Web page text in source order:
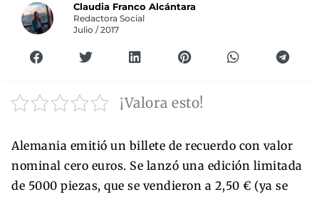
Claudia Franco Alcántara
Redactora Social
Julio / 2017
¡Valora esto!
Alemania emitió un billete de recuerdo con valor
nominal cero euros. Se lanzó una edición limitada
de 5000 piezas, que se vendieron a 2,50 € (ya se